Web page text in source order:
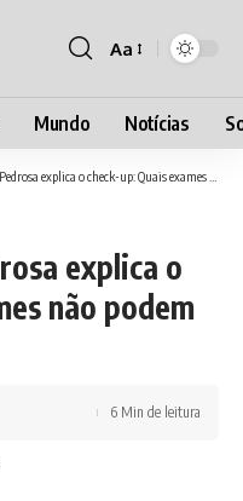
Font
Aa
Mundo Notícias
explica o check-up: Quais exames não podem faltar?
explica o
não podem
6 Min de leitura